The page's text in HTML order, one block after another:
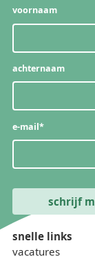
voornaam
achternaam
e-mail*
snelle links
vacatures